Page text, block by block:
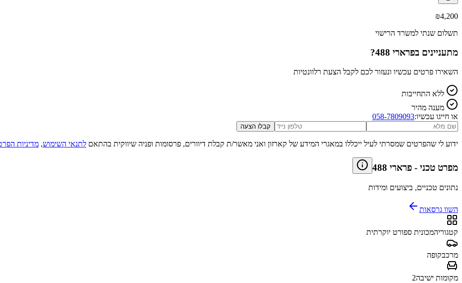
₪4,200
תשלום שנתי למשרד הרישוי
מתעניינים בפרארי 488 ?
השאירו פרטים עכשיו ונעזור לכם לקבל הצעת רלוונטיות
ללא התחייבות
מענה מהיר
או חייגו עכשיו:058-7809093
קבלו הצעה
ידוע לי שהפרטים שמסרתי לעיל ייכללו במאגרי המידע של קארזון ואני מאשר/ת קבלת דיוורים, פרסומות ופניה שיווקית בהתאם לתנאי השימוש, מדיניות
מפרט טכני - פרארי 488
נתונים טכניים, ביצועים ומידות
השוו גרסאות
קטגוריהמכונית ספורט יוקרתית
מרכבקופה
מקומות ישיבה2